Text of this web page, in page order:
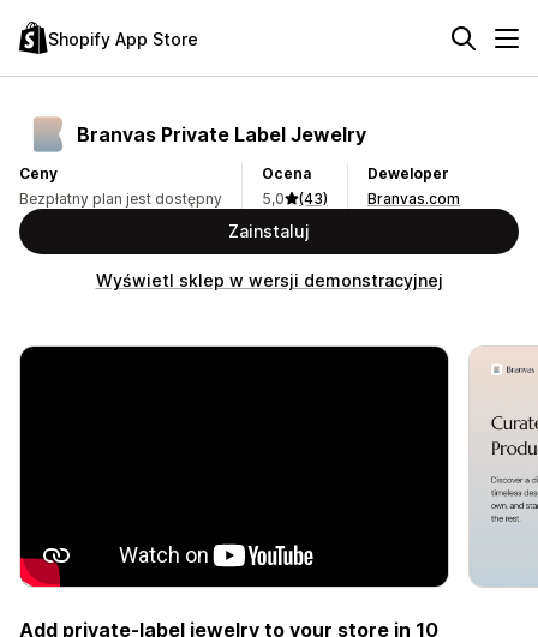
Shopify App Store
Branvas Private Label Jewelry
Ceny
Bezpłatny plan jest dostępny
Ocena
5,0
(43)
Deweloper
Branvas.com
Zainstaluj
Wyświetl sklep w wersji demonstracyjnej
Add private-label jewelry to your store in 10